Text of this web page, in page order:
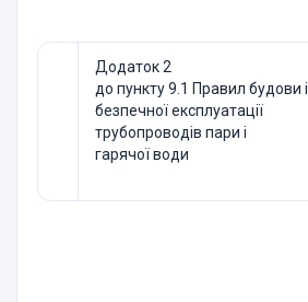
Додаток 2
до пункту 9.1 Правил будови і
безпечної експлуатації
трубопроводів пари і
гарячої води